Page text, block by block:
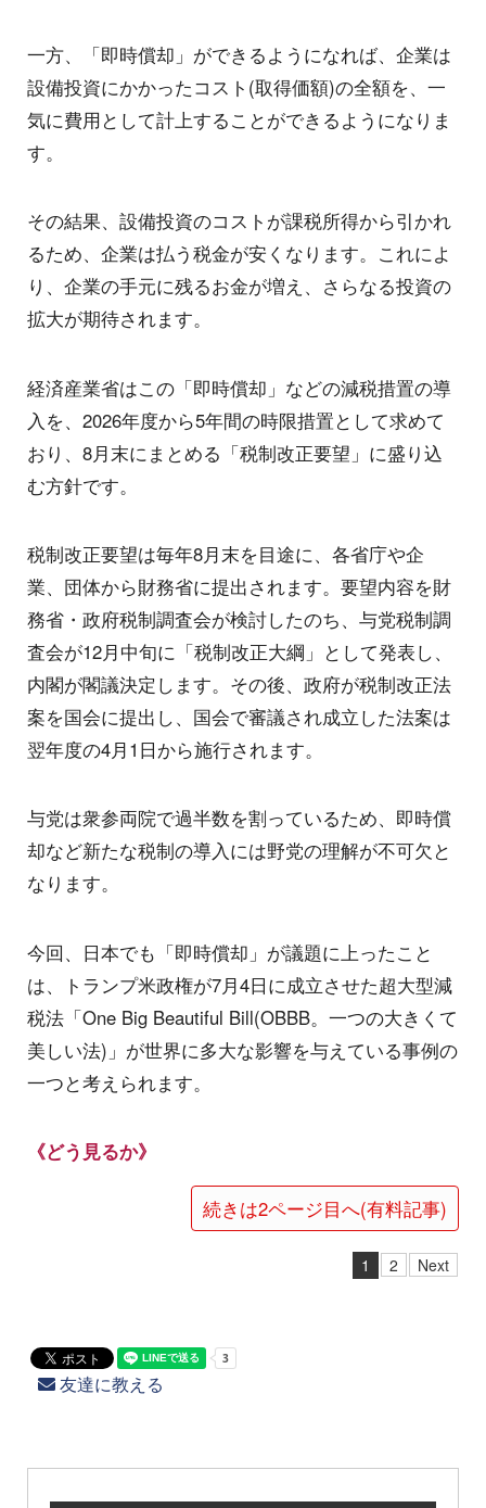
一方、「即時償却」ができるようになれば、企業は
設備投資にかかったコスト(取得価額)の全額を、一
気に費用として計上することができるようになりま
す。
その結果、設備投資のコストが課税所得から引かれ
るため、企業は払う税金が安くなります。これによ
り、企業の手元に残るお金が増え、さらなる投資の
拡大が期待されます。
経済産業省はこの「即時償却」などの減税措置の導
入を、2026年度から5年間の時限措置として求めて
おり、8月末にまとめる「税制改正要望」に盛り込
む方針です。
税制改正要望は毎年8月末を目途に、各省庁や企
業、団体から財務省に提出されます。要望内容を財
務省・政府税制調査会が検討したのち、与党税制調
査会が12月中旬に「税制改正大綱」として発表し、
内閣が閣議決定します。その後、政府が税制改正法
案を国会に提出し、国会で審議され成立した法案は
翌年度の4月1日から施行されます。
与党は衆参両院で過半数を割っているため、即時償
却など新たな税制の導入には野党の理解が不可欠と
なります。
今回、日本でも「即時償却」が議題に上ったこと
は、トランプ米政権が7月4日に成立させた超大型減
税法「One Big Beautiful Bill(OBBB。一つの大きくて
美しい法)」が世界に多大な影響を与えている事例の
一つと考えられます。
《どう見るか》
続きは2ページ目へ(有料記事)
1 2 Next
友達に教える